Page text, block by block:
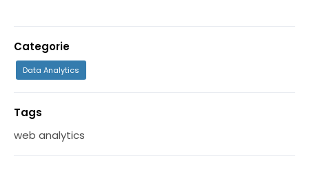
Categorie
Data Analytics
Tags
web analytics